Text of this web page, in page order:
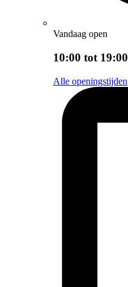
Vandaag open
10:00 tot 19:00
Alle openingstijden